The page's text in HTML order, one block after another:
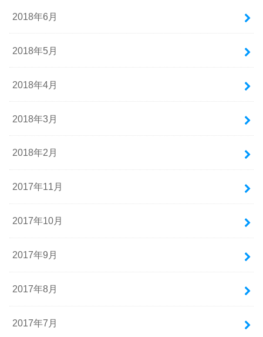
2018年6月
2018年5月
2018年4月
2018年3月
2018年2月
2017年11月
2017年10月
2017年9月
2017年8月
2017年7月